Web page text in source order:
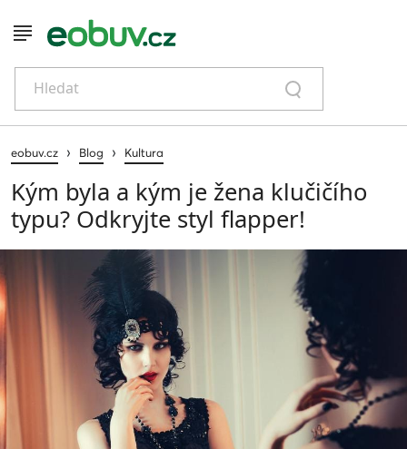
Hledat
eobuv.cz › Blog › Kultura
Kým byla a kým je žena klučičího
typu? Odkryjte styl flapper!